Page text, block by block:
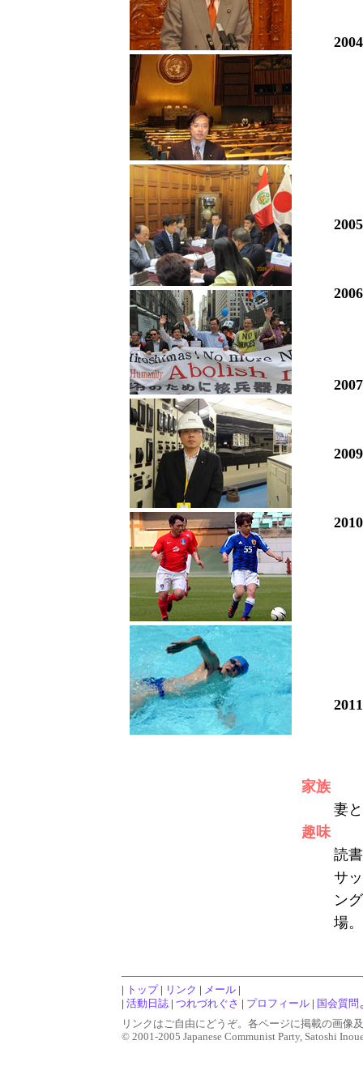
家族
妻
趣味
読
サ
ン
場。
トップ リンク メール
活動日誌 つれづれぐさ プロフィール
国会質問
リンクはご自由にどうぞ。各ページに掲載の画像
© 2001-2005 Japanese Communist Party, Satoshi